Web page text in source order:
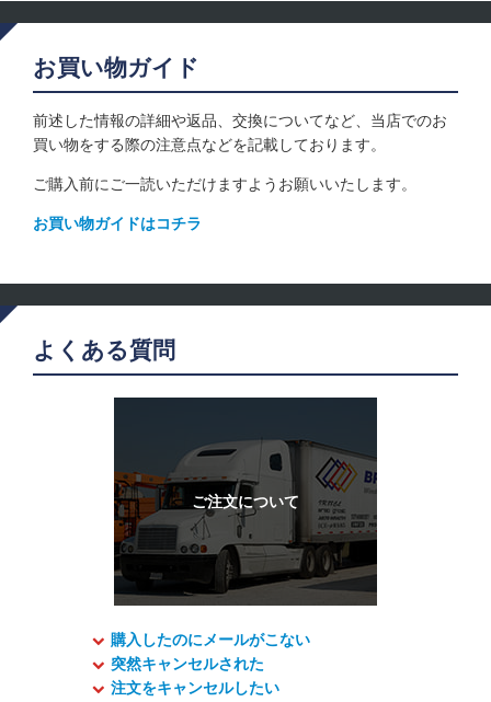
お買い物ガイド
前述した情報の詳細や返品、交換についてなど、当店でのお
買い物をする際の注意点などを記載しております。
ご購入前にご一読いただけますようお願いいたします。
お買い物ガイドはコチラ
よくある質問
購入したのにメールがこない
突然キャンセルされた
注文をキャンセルしたい